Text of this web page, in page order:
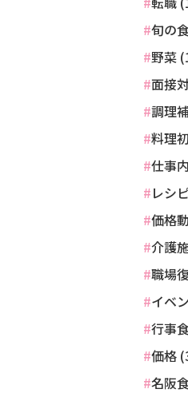
旬の
野菜
面接
調理
料理
仕事
レシ
価格
介護
職場
イベ
行事
価格
名阪